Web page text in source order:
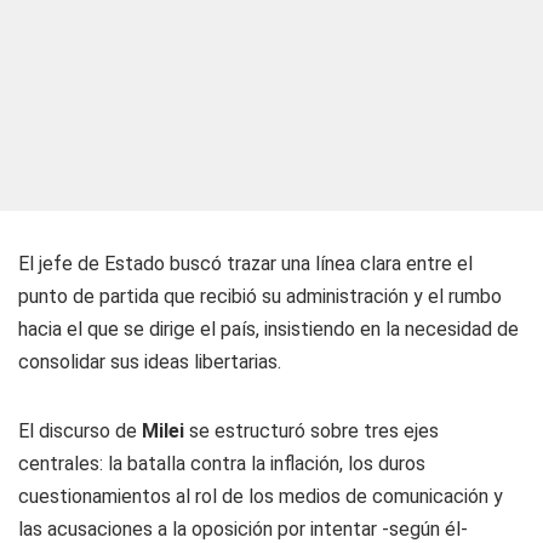
El jefe de Estado buscó trazar una línea clara entre el
punto de partida que recibió su administración y el rumbo
hacia el que se dirige el país, insistiendo en la necesidad de
consolidar sus ideas libertarias.
El discurso de Milei se estructuró sobre tres ejes
centrales: la batalla contra la inflación, los duros
cuestionamientos al rol de los medios de comunicación y
las acusaciones a la oposición por intentar -según él-